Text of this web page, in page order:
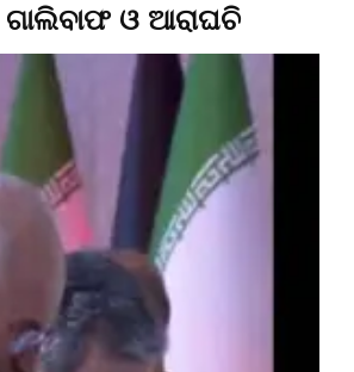
ଓ ଆରାଘଚି